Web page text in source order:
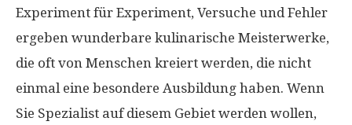
Experiment für Experiment, Versuche und Fehler
ergeben wunderbare kulinarische Meisterwerke,
die oft von Menschen kreiert werden, die nicht
einmal eine besondere Ausbildung haben. Wenn
Sie Spezialist auf diesem Gebiet werden wollen,